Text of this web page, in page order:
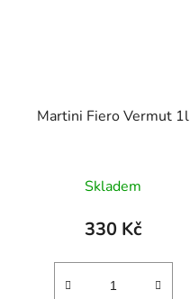
Martini Fiero Vermut 1l
Skladem
330 Kč